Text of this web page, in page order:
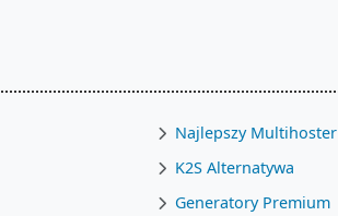
Najlepszy Multihoster
K2S Alternatywa
Generatory Premium